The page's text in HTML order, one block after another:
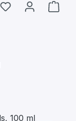
Du hast 0